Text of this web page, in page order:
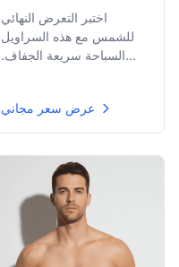
اختبر التعرض النهائي
للشمس مع هذه السراويل
السباحة سريعة الجفاف.
الأسلوب التقني العالي مع
راحة السباحة الكلاسيكية.
عرض سعر مجاني